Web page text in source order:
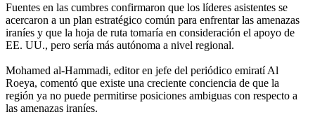
Fuentes en las cumbres confirmaron que los líderes asistentes se
acercaron a un plan estratégico común para enfrentar las amenazas
iraníes y que la hoja de ruta tomaría en consideración el apoyo de
EE. UU., pero sería más autónoma a nivel regional.
Mohamed al-Hammadi, editor en jefe del periódico emiratí Al
Roeya, comentó que existe una creciente conciencia de que la
región ya no puede permitirse posiciones ambiguas con respecto a
las amenazas iraníes.